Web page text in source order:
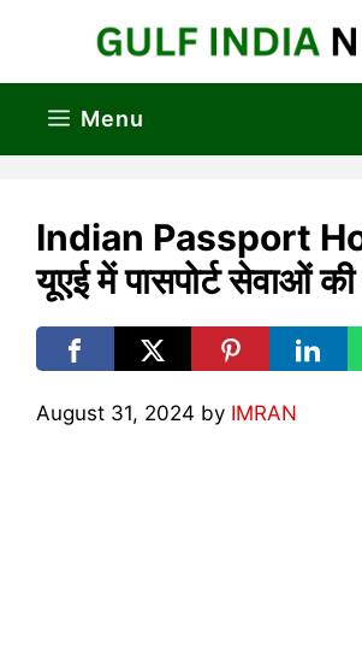
Menu
Indian Passport
यूएई में पासपोर्ट सेवाओं
August 31, 2024 by IMRAN